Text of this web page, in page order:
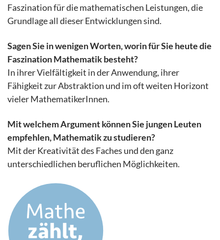
Faszination für die mathematischen Leistungen, die
Grundlage all dieser Entwicklungen sind.
Sagen Sie in wenigen Worten, worin für Sie heute die
Faszination Mathematik besteht?
In ihrer Vielfältigkeit in der Anwendung, ihrer
Fähigkeit zur Abstraktion und im oft weiten Horizont
vieler MathematikerInnen.
Mit welchem Argument können Sie jungen Leuten
empfehlen, Mathematik zu studieren?
Mit der Kreativität des Faches und den ganz
unterschiedlichen beruflichen Möglichkeiten.